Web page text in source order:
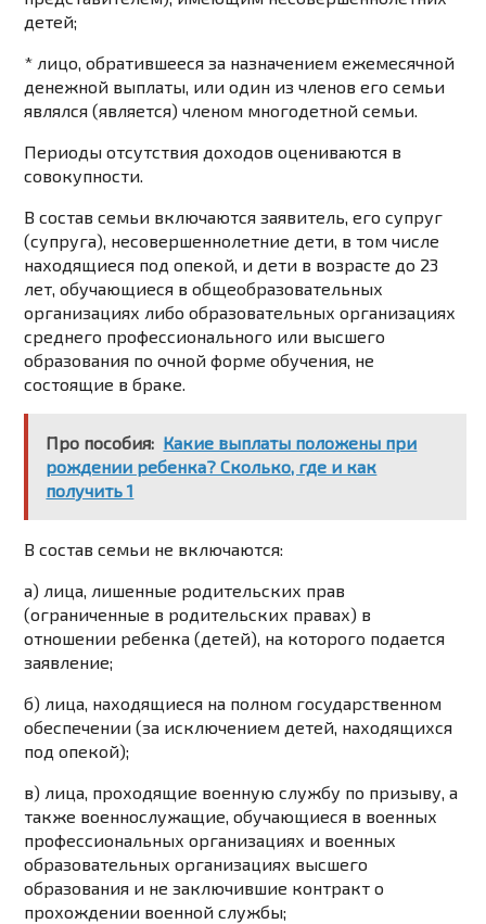
детей;
* лицо, обратившееся за назначением ежемесячной
денежной выплаты, или один из членов его семьи
являлся (является) членом многодетной семьи.
Периоды отсутствия доходов оцениваются в
совокупности.
В состав семьи включаются заявитель, его супруг
(супруга), несовершеннолетние дети, в том числе
находящиеся под опекой, и дети в возрасте до 23
лет, обучающиеся в общеобразовательных
организациях либо образовательных организациях
среднего профессионального или высшего
образования по очной форме обучения, не
состоящие в браке.
Про пособия: Какие выплаты положены при
рождении ребенка? Сколько, где и как
получить 1
В состав семьи не включаются:
а) лица, лишенные родительских прав
(ограниченные в родительских правах) в
отношении ребенка (детей), на которого подается
заявление;
б) лица, находящиеся на полном государственном
обеспечении (за исключением детей, находящихся
под опекой);
в) лица, проходящие военную службу по призыву, а
также военнослужащие, обучающиеся в военных
профессиональных организациях и военных
образовательных организациях высшего
образования и не заключившие контракт о
прохождении военной службы;